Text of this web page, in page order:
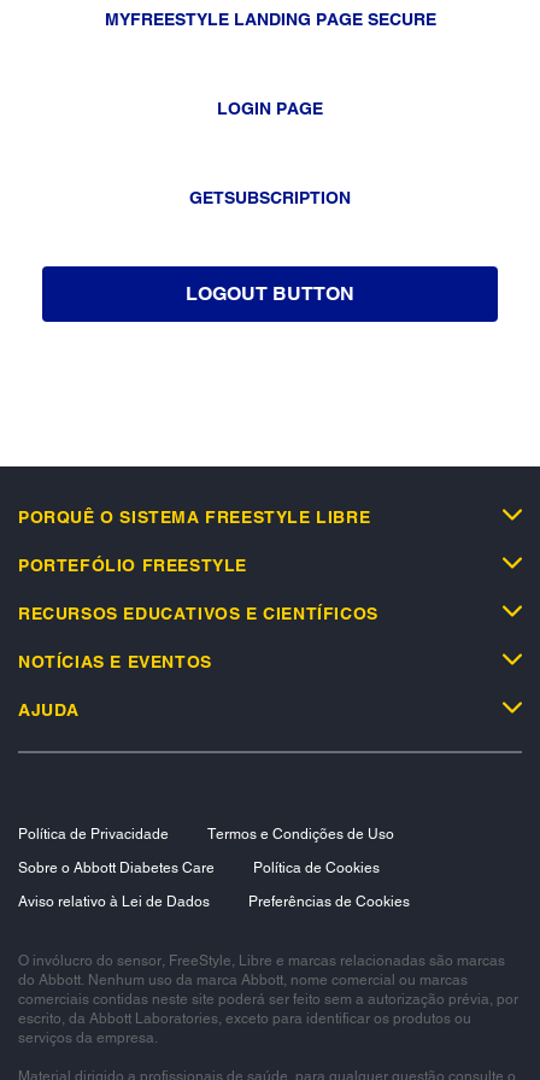
MYFREESTYLE LANDING PAGE SECURE
LOGIN PAGE
GETSUBSCRIPTION
LOGOUT BUTTON
PORQUÊ O SISTEMA FREESTYLE LIBRE
PORTEFÓLIO FREESTYLE​
RECURSOS EDUCATIVOS E CIENTÍFICOS​
NOTÍCIAS E EVENTOS​
AJUDA
Política de Privacidade
Termos e Condições de Uso
Sobre o Abbott Diabetes Care
Política de Cookies
Aviso relativo à Lei de Dados
Preferências de Cookies
O invólucro do sensor, FreeStyle, Libre e marcas relacionadas são marcas
do Abbott. Nenhum uso da marca Abbott, nome comercial ou marcas
comerciais contidas neste site poderá ser feito sem a autorização prévia, por
escrito, da Abbott Laboratories, exceto para identificar os produtos ou
serviços da empresa.
Material dirigido a profissionais de saúde, para qualquer questão consulte o